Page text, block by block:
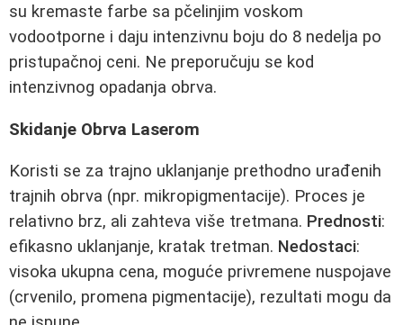
su kremaste farbe sa pčelinjim voskom
vodootporne i daju intenzivnu boju do 8 nedelja po
pristupačnoj ceni. Ne preporučuju se kod
intenzivnog opadanja obrva.
Skidanje Obrva Laserom
Koristi se za trajno uklanjanje prethodno urađenih
trajnih obrva (npr. mikropigmentacije). Proces je
relativno brz, ali zahteva više tretmana. Prednosti:
efikasno uklanjanje, kratak tretman. Nedostaci:
visoka ukupna cena, moguće privremene nuspojave
(crvenilo, promena pigmentacije), rezultati mogu da